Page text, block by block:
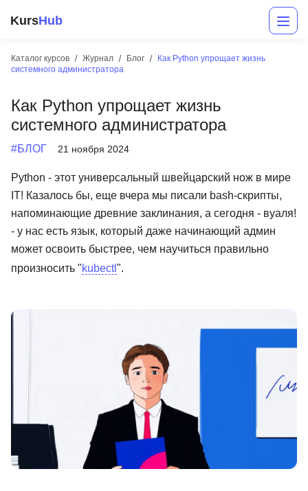
KursHub
Каталог курсов Журнал Блог
Как Python упрощает жизнь
системного администратора
Как Python упрощает жизнь
системного администратора
#БЛОГ 21 ноября 2024
Python - этот универсальный швейцарский нож в мире
IT! Казалось бы, еще вчера мы писали bash-скрипты,
напоминающие древние заклинания, а сегодня - вуаля!
- у нас есть язык, который даже начинающий админ
может освоить быстрее, чем научиться правильно
произносить "kubectl".
Разработка
Маркетинг
Дизайн
Аналитика
Детям
Акции и промокоды
Рейтинг онлайн-школ